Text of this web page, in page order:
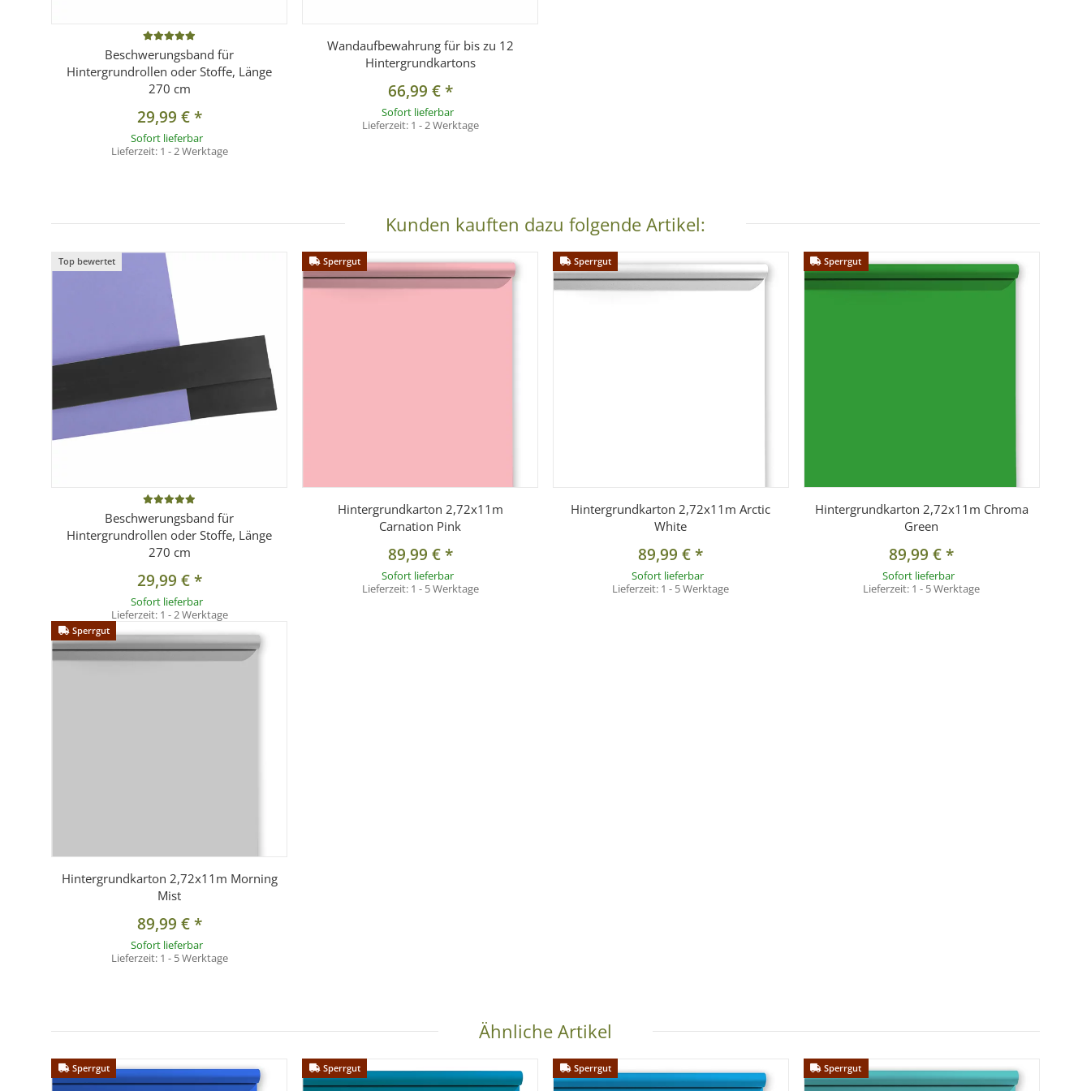
Beschwerungsband für
Hintergrundrollen oder Stoffe, Länge
270 cm
29,99 €*
Sofort lieferbar
Lieferzeit: 1 - 2 Werktage
Wandaufbewahrung für bis zu 12
Hintergrundkartons
66,99 €*
Sofort lieferbar
Lieferzeit: 1 - 2 Werktage
Kunden kauften dazu folgende Artikel:
Top bewertet
Beschwerungsband für
Hintergrundrollen oder Stoffe, Länge
270 cm
29,99 €*
Sofort lieferbar
Lieferzeit: 1 - 2 Werktage
Sperrgut
Hintergrundkarton 2,72x11m
Carnation Pink
89,99 €*
Sofort lieferbar
Lieferzeit: 1 - 5 Werktage
Sperrgut
Hintergrundkarton 2,72x11m Arctic
White
89,99 €*
Sofort lieferbar
Lieferzeit: 1 - 5 Werktage
Sperrgut
Hintergrundkarton 2,72x11m Chroma
Green
89,99 €*
Sofort lieferbar
Lieferzeit: 1 - 5 Werktage
Sperrgut
Hintergrundkarton 2,72x11m Morning
Mist
89,99 €*
Sofort lieferbar
Lieferzeit: 1 - 5 Werktage
Ähnliche Artikel
Sperrgut Sperrgut Sperrgut Sperrgut